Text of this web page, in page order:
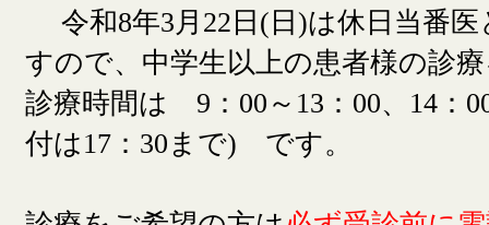
令和8年3月22日(日)は休日当番
すので、中学生以上の患者様の診
診療時間は 9：00～13：00、14：
付は17：30まで) です。